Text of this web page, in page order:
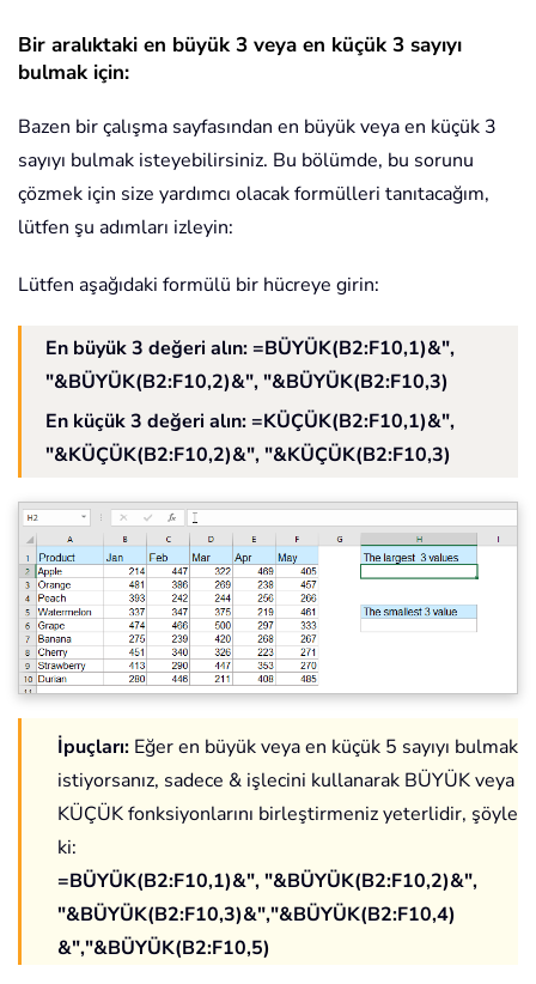
Bir aralıktaki en büyük 3 veya en küçük 3 sayıyı
bulmak için:
Bazen bir çalışma sayfasından en büyük veya en küçük 3
sayıyı bulmak isteyebilirsiniz. Bu bölümde, bu sorunu
çözmek için size yardımcı olacak formülleri tanıtacağım,
lütfen şu adımları izleyin:
Lütfen aşağıdaki formülü bir hücreye girin:
En büyük 3 değeri alın: =BÜYÜK(B2:F10,1)&",
"&BÜYÜK(B2:F10,2)&", "&BÜYÜK(B2:F10,3)
En küçük 3 değeri alın: =KÜÇÜK(B2:F10,1)&",
"&KÜÇÜK(B2:F10,2)&", "&KÜÇÜK(B2:F10,3)
İpuçları: Eğer en büyük veya en küçük 5 sayıyı bulmak
istiyorsanız, sadece & işlecini kullanarak BÜYÜK veya
KÜÇÜK fonksiyonlarını birleştirmeniz yeterlidir, şöyle
ki:
=BÜYÜK(B2:F10,1)&", "&BÜYÜK(B2:F10,2)&",
"&BÜYÜK(B2:F10,3)&","&BÜYÜK(B2:F10,4)
&","&BÜYÜK(B2:F10,5)